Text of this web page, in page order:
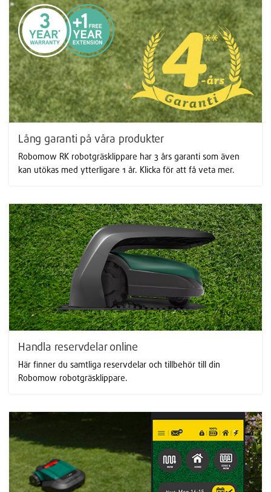
Lång garanti på våra produkter
Robomow RK robotgräsklippare har 3 års garanti som även
kan utökas med ytterligare 1 år. Klicka för att få veta mer.
Handla reservdelar online
Här finner du samtliga reservdelar och tillbehör till din
Robomow robotgräsklippare.